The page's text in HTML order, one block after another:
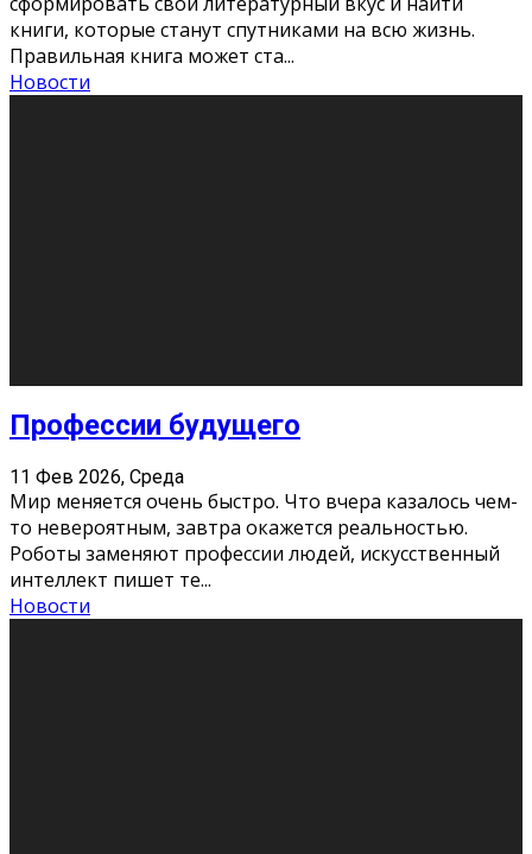
книги, которые станут спутниками на всю жизнь.
Правильная книга может ста...
Новости
Как бороться со стрессом
11 Фев 2026, Среда
Стресс – нормальная реакция организма, когда
факторов, воздействующих на твой организм
больше, чем ресурсов. Есть советы, как бороться со
стрессовым состояни
Новости